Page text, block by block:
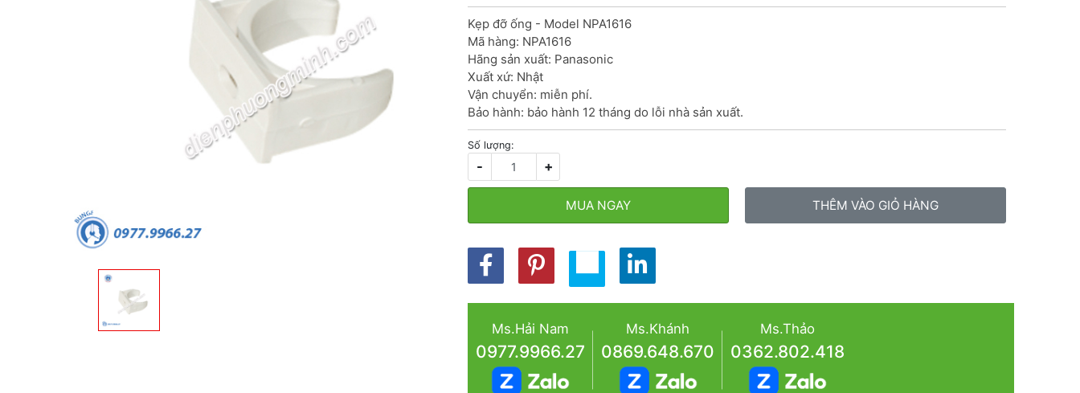
Kẹp đỡ ống - Model NPA1616
Mã hàng: NPA1616
Hãng sản xuất: Panasonic
Xuất xứ: Nhật
Vận chuyển: miễn phí.
Bảo hành: bảo hành 12 tháng do lỗi nhà sản xuất.
Số lượng:
- +
MUA NGAY THÊM VÀO GIỎ HÀNG
Ms.Hải Nam
0977.9966.27
Ms.Khánh
0869.648.670
Ms.Thảo
0362.802.418